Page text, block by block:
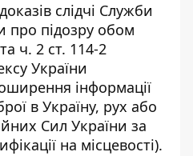
слідчі Служби
про підозру обом
ч. 2 ст. 114-2
України
інформації
в Україну, рух або
Сил України за
на місцевості).